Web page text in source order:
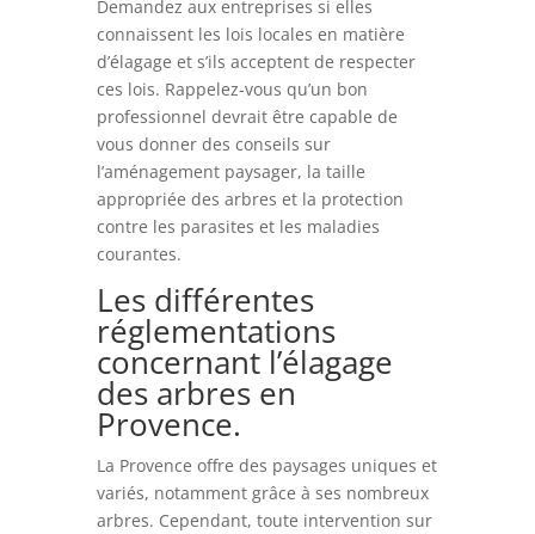
Demandez aux entreprises si elles
connaissent les lois locales en matière
d’élagage et s’ils acceptent de respecter
ces lois. Rappelez-vous qu’un bon
professionnel devrait être capable de
vous donner des conseils sur
l’aménagement paysager, la taille
appropriée des arbres et la protection
contre les parasites et les maladies
courantes.
Les différentes
réglementations
concernant l’élagage
des arbres en
Provence.
La Provence offre des paysages uniques et
variés, notamment grâce à ses nombreux
arbres. Cependant, toute intervention sur